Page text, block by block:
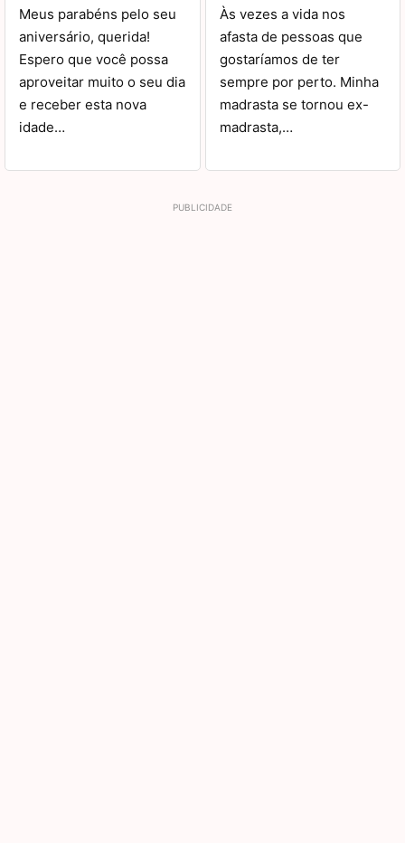
Meus parabéns pelo seu
aniversário, querida!
Espero que você possa
aproveitar muito o seu dia
e receber esta nova
idade…
Às vezes a vida nos
afasta de pessoas que
gostaríamos de ter
sempre por perto. Minha
madrasta se tornou ex-
madrasta,…